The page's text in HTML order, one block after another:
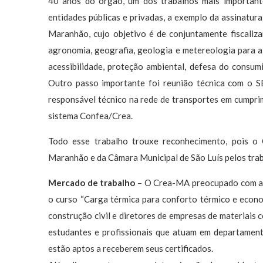
entidades públicas e privadas, a exemplo da
Maranhão, cujo objetivo é de conjuntamente
agronomia, geografia, geologia e metereologia para
acessibilidade, proteção ambiental, defesa do
Outro passo importante foi reunião técnica com o
responsável técnico na rede de transportes em
sistema Confea/Crea.
Todo esse trabalho trouxe reconhecimento, pois
Maranhão e da Câmara Municipal de São Luís pelos
Mercado de trabalho – O Crea-MA preocupado com
o curso “Carga térmica para conforto térmico e
construção civil e diretores de empresas de materiais
estudantes e profissionais que atuam em
estão aptos a receberem seus certificados.